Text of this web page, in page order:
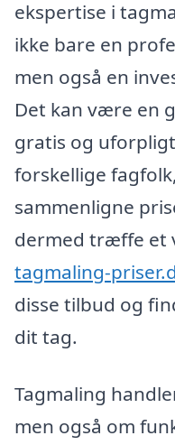
ekspertise i
ikke bare en
men også en
Det kan være en
gratis og
forskellige
sammenligne
dermed træffe et
tagmaling-
disse tilbud og
dit tag.
Tagmaling
men også om